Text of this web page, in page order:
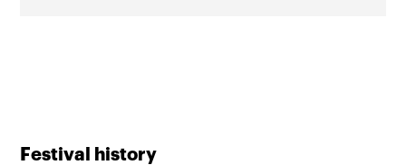
Festival history